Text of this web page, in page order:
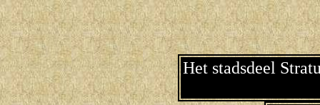
Het stadsdeel